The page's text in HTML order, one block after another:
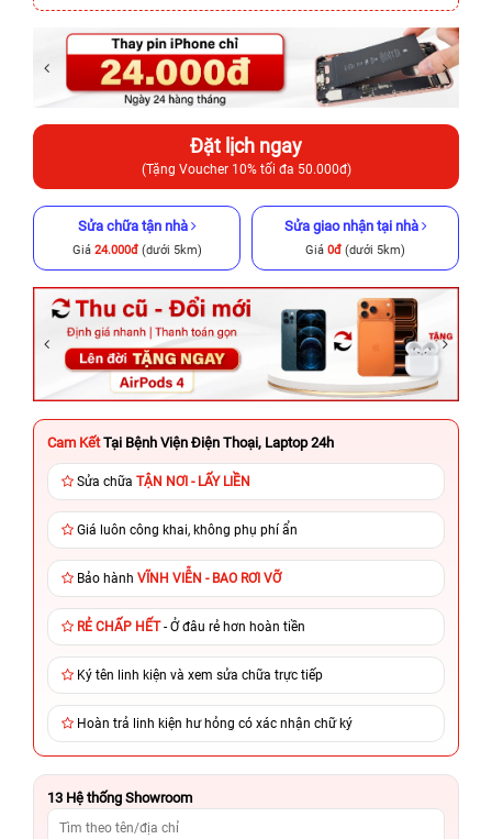
Đặt lịch ngay
(Tặng Voucher 10% tối đa 50.000đ)
Sửa chữa tận nhà
Giá 24.000đ(dưới 5km)
Sửa giao nhận tại nhà
Giá 0đ (dưới 5km)
Cam Kết Tại Bệnh Viện Điện Thoại, Laptop 24h
Sửa chữa TẬN NƠI - LẤY LIỀN
Giá luôn công khai, không phụ phí ẩn
Bảo hành VĨNH VIỄN - BAO RƠI VỠ
RẺ CHẤP HẾT- Ở đâu rẻ hơn hoàn tiền
Ký tên linh kiện và xem sửa chữa trực tiếp
Hoàn trả linh kiện hư hỏng có xác nhận chữ ký
13 Hệ thống Showroom